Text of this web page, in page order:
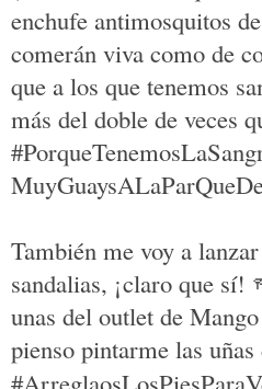
enchufe antimosquitos
comerán viva como de
que a los que tenemos
más del doble de veces
También me voy a
sandalias, ¡claro que sí!
unas del outlet de
pienso pintarme las uñas